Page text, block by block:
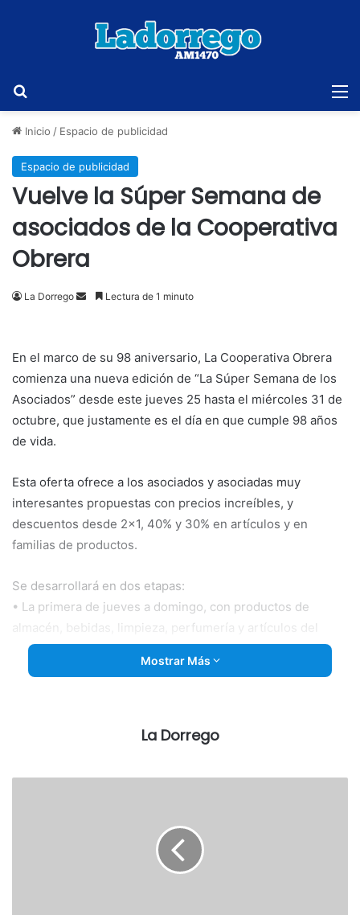
Inicio / Espacio de publicidad
Espacio de publicidad
Vuelve la Súper Semana de
asociados de la Cooperativa
Obrera
La Dorrego
SendLectura de 1 minuto
En el marco de su 98 aniversario, La Cooperativa Obrera
comienza una nueva edición de “La Súper Semana de los
Asociados” desde este jueves 25 hasta el miércoles 31 de
octubre, que justamente es el día en que cumple 98 años
de vida.
Esta oferta ofrece a los asociados y asociadas muy
interesantes propuestas con precios increíbles, y
descuentos desde 2×1, 40% y 30% en artículos y en
familias de productos.
Se desarrollará en dos etapas:
• La primera de jueves a domingo, con productos de
almacén, bebidas, limpieza, perfumería y artículos del
hogar.
• La segunda, de lunes a miércoles enfocada a los
Toda la información sobre la Súper Semana de los
Mostrar Más
La Dorrego